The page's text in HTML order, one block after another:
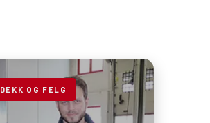
DEKK OG FELG